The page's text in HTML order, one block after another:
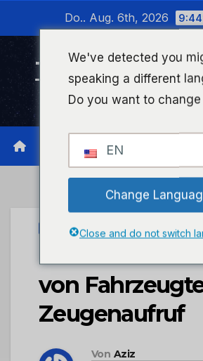
wechseln
Do.. Aug. 6th, 2026
Timeline Bad
Infonetzwerk für Bad
UNCATEGORIZED
POL-PDKH:
von
Zeugenaufruf
Von Aziz
We've detected you
speaking a different
Do you want to change
EN
Change
Close and do not switch